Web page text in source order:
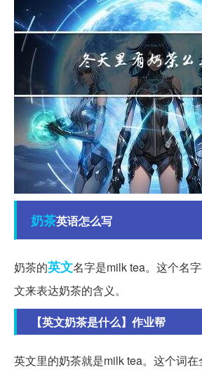
奶茶英语怎么写
奶茶的英文名字是milk tea。这个名
文来表达奶茶的含义。
【英文奶茶是什么】作业帮
英文里的奶茶就是milk tea。这个词